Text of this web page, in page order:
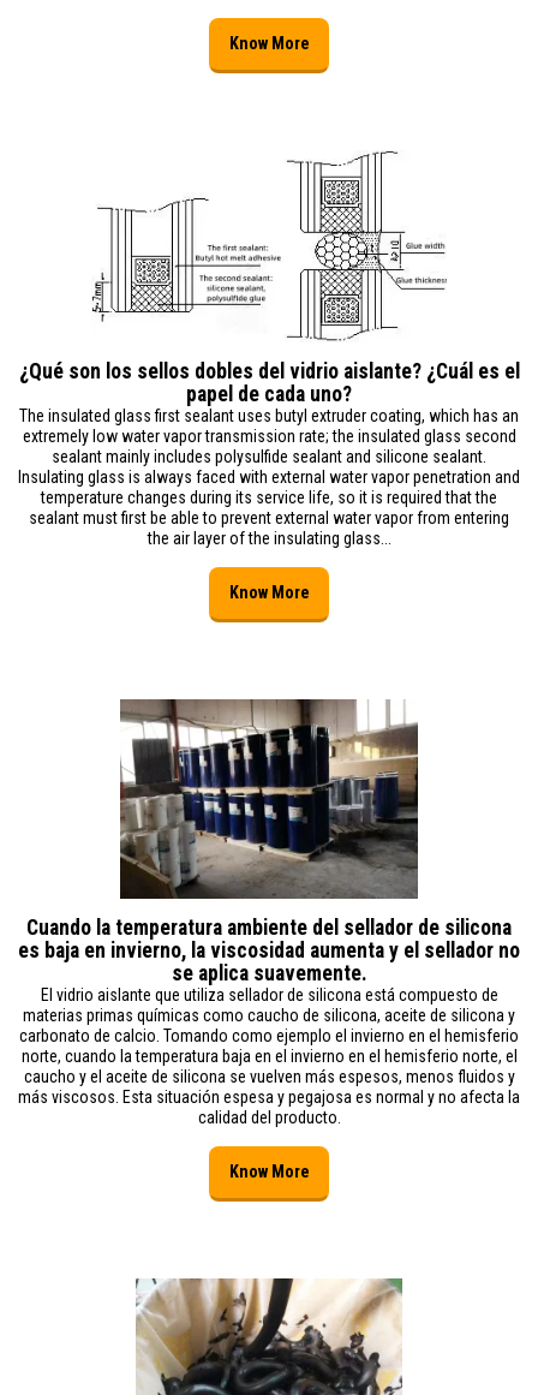
Know More
¿Qué son los sellos dobles del vidrio aislante? ¿Cuál es el
papel de cada uno?
The insulated glass first sealant uses butyl extruder coating, which has an
extremely low water vapor transmission rate; the insulated glass second
sealant mainly includes polysulfide sealant and silicone sealant.
Insulating glass is always faced with external water vapor penetration and
temperature changes during its service life, so it is required that the
sealant must first be able to prevent external water vapor from entering
the air layer of the insulating glass...
Know More
Cuando la temperatura ambiente del sellador de silicona
es baja en invierno, la viscosidad aumenta y el sellador no
se aplica suavemente.
El vidrio aislante que utiliza sellador de silicona está compuesto de
materias primas químicas como caucho de silicona, aceite de silicona y
carbonato de calcio. Tomando como ejemplo el invierno en el hemisferio
norte, cuando la temperatura baja en el invierno en el hemisferio norte, el
caucho y el aceite de silicona se vuelven más espesos, menos fluidos y
más viscosos. Esta situación espesa y pegajosa es normal y no afecta la
calidad del producto.
Know More